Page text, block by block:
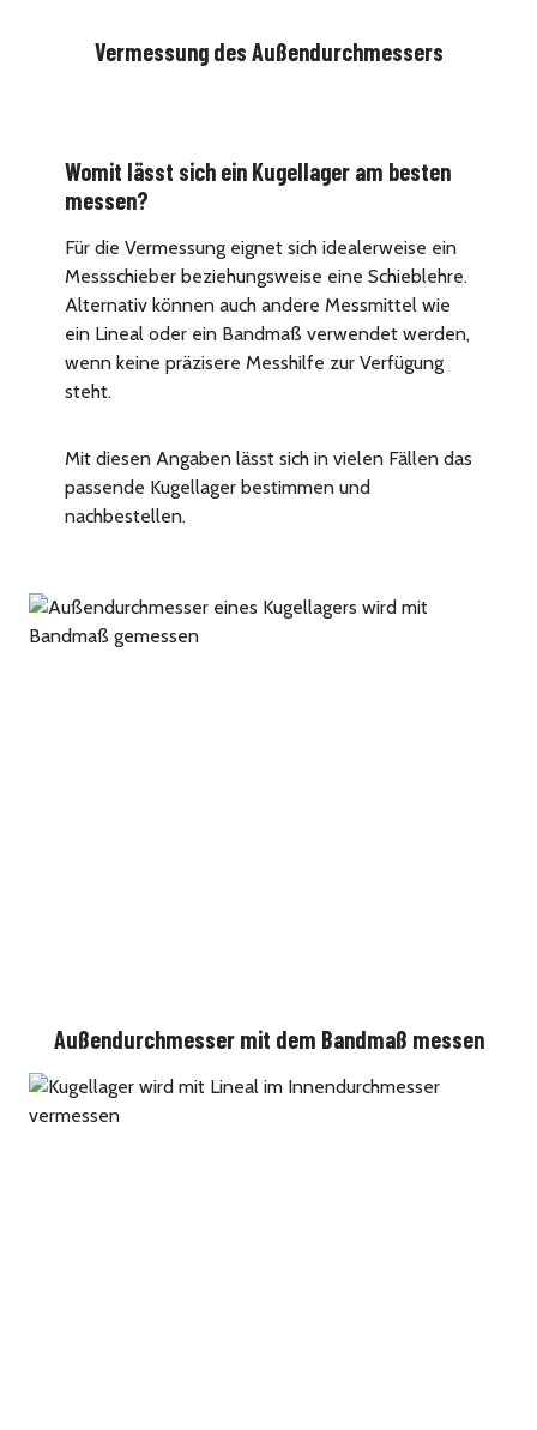
Vermessung des Außendurchmessers
Womit lässt sich ein Kugellager am besten
messen?
Für die Vermessung eignet sich idealerweise ein
Messschieber beziehungsweise eine Schieblehre.
Alternativ können auch andere Messmittel wie
ein Lineal oder ein Bandmaß verwendet werden,
wenn keine präzisere Messhilfe zur Verfügung
steht.
Mit diesen Angaben lässt sich in vielen Fällen das
passende Kugellager bestimmen und
nachbestellen.
Außendurchmesser mit dem Bandmaß messen